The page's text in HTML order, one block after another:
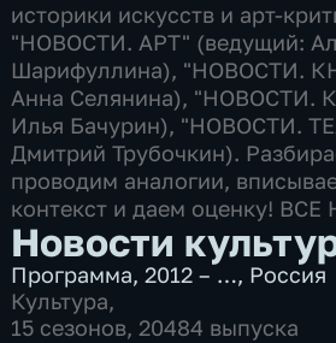
историки искусств и арт-
"НОВОСТИ. АРТ" (ведущий:
Шарифуллина), "НОВОСТИ.
Анна Селянина), "НОВОСТИ.
Илья Бачурин), "НОВОСТИ.
Дмитрий Трубочкин).
проводим аналогии,
контекст и даем оценку!
Новости
Программа,2012 – …, Россия
Культура,
15 сезонов, 20484 выпуска